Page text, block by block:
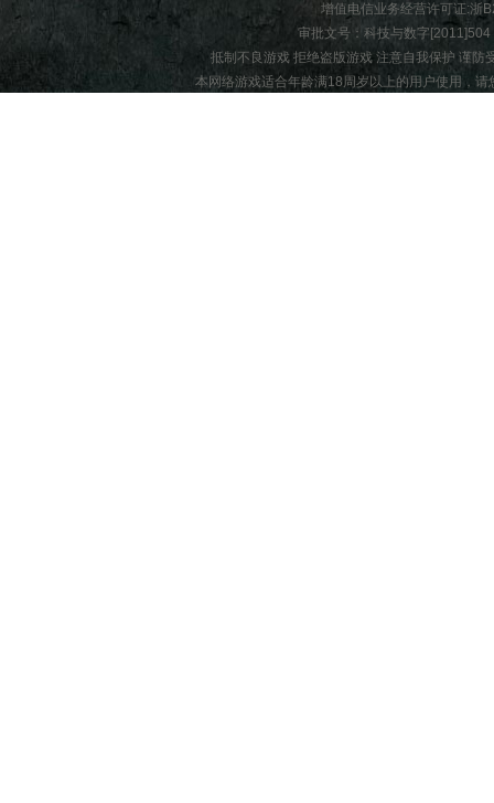
增值电信业务经营许可证:浙
审批文号：科技与数字
抵制不良游戏 拒绝盗版游戏 注意自我保护 谨
本网络游戏适合年龄满18周岁以上的用户使用，